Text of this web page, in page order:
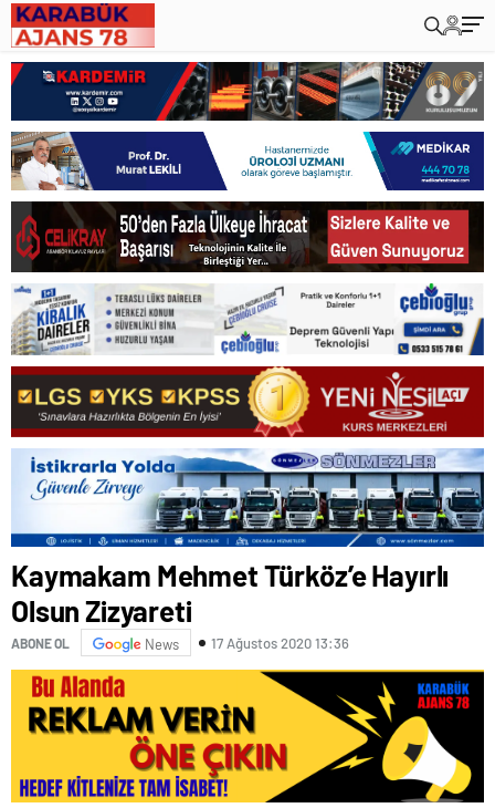
Kaymakam Mehmet Türköz’e Hayırlı
Olsun Zizyareti
ABONE OL News 17 Ağustos 2020 13:36